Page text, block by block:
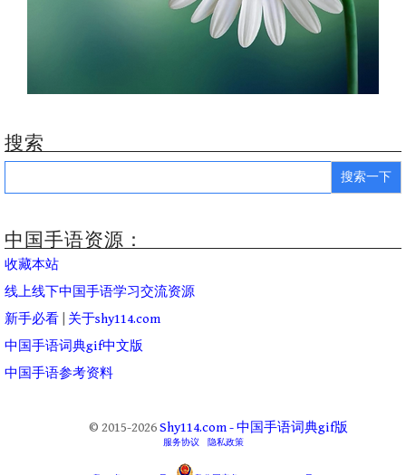
搜索
Search
中国手语资源：
收藏本站
线上线下中国手语学习交流资源
新手必看
关于shy114.com
中国手语词典gif中文版
中国手语参考资料
© 2015-2026Shy114.com - 中国手语词典gif版
服务协议 隐私政策